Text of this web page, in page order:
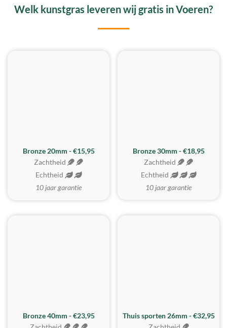
Welk kunstgras leveren wij gratis in Voeren?
Bronze 20mm - €15,95
Zachtheid
Echtheid
10 jaar garantie
BESTE KOOP
Bronze 30mm - €18,95
Zachtheid
Echtheid
10 jaar garantie
Bronze 40mm - €23,95
Thuis sporten 26mm - €32,95